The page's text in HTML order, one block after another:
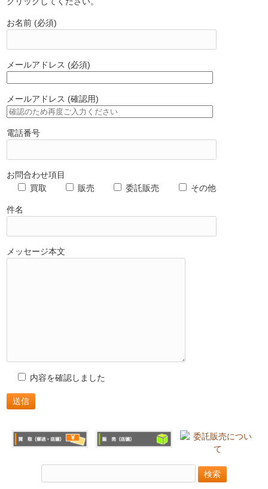
お名前 (必須)
メールアドレス (必須)
メールアドレス (確認用)
電話番号
お問合わせ項目
買取
販売 委託販売 その他
件名
メッセージ本文
内容を確認しました
索: